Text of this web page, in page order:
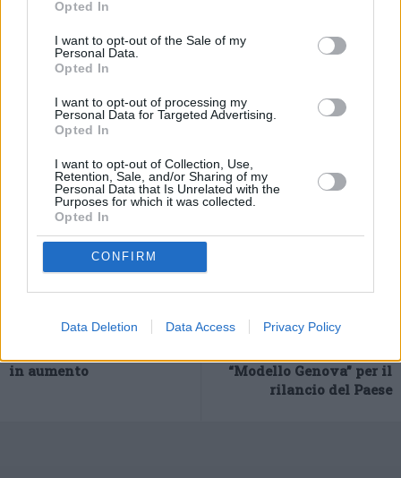
Opted In
I want to opt-out of the Sale of my
Personal Data.
Opted In
I want to opt-out of processing my
Personal Data for Targeted Advertising.
Opted In
I want to opt-out of Collection, Use,
Retention, Sale, and/or Sharing of my
Personal Data that Is Unrelated with the
Purposes for which it was collected.
Opted In
CONFIRM
Data Deletion Data Access Privacy Policy
riforma degli ammortizzatori sociali, Zaia non ha dubbi: “Credo
che questa sia una riforma delle riforme, fondamentale anche in
vista del Pnrr. Parlarne oggi è impossibile, ma io credo debba
questo paese. E deve essere di buon senso e di modernità”.
(ITALPRESS).
Previous article
in aumento
Next article
“Modello Genova” per il
rilancio del Paese